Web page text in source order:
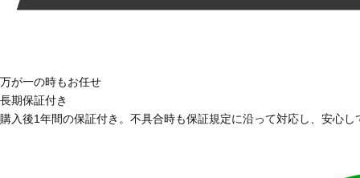
万が一の時もお任せ
長期保証付き
購入後1年間の保証付き。不具合時も保証規定に沿って対応し、安心